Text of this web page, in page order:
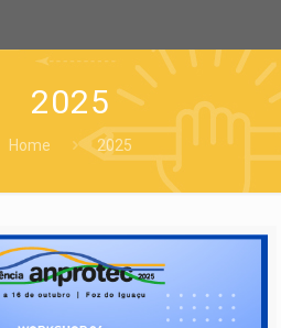
2025
Home 2025